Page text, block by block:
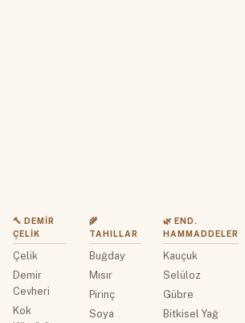
🔨 DEMIR
ÇELIK
Çelik
Demir
Cevheri
Kok
🌾
TAHILLAR
Buğday
Mısır
Pirinç
Soya
🌿 END.
HAMMADDELER
Kauçuk
Selüloz
Gübre
Bitkisel Yağ